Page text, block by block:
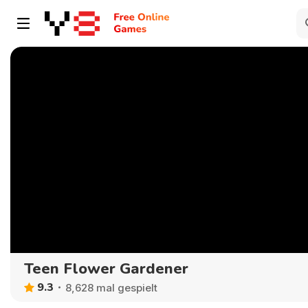
Teen Flower Gardener
9.3 8,628 mal gespielt